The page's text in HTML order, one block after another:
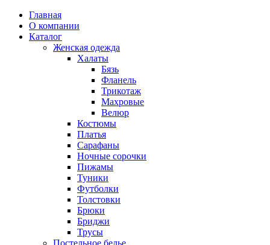
Главная
О компании
Каталог
Женская одежда
Халаты
Бязь
Фланель
Трикотаж
Махровые
Велюр
Костюмы
Платья
Сарафаны
Ночные сорочки
Пижамы
Туники
Футболки
Толстовки
Брюки
Бриджи
Трусы
Постельное белье